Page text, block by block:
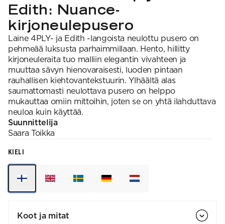
Edith: Nuance-
kirjoneulepusero
Laine 4PLY- ja Edith -langoista neulottu pusero on
pehmeää luksusta parhaimmillaan. Hento, hillitty
kirjoneuleraita tuo malliin elegantin vivahteen ja
muuttaa sävyn hienovaraisesti, luoden pintaan
rauhallisen kiehtovantekstuurin. Ylhäältä alas
saumattomasti neulottava pusero on helppo
mukauttaa omiin mittoihin, joten se on yhtä ilahduttava
neuloa kuin käyttää.
Suunnittelija
Saara Toikka
KIELI
Koot ja mitat